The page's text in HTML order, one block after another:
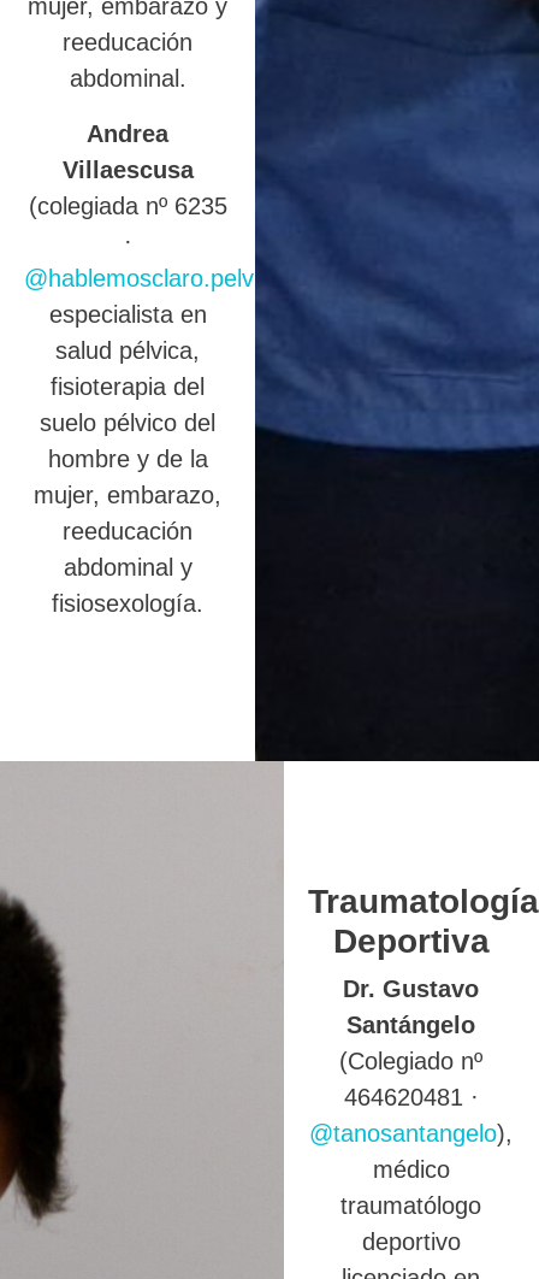
mujer, embarazo y
reeducación
abdominal.
Andrea
Villaescusa
(colegiada nº 6235
·
@hablemosclaro.pelvic
),
especialista en
salud pélvica,
fisioterapia del
suelo pélvico del
hombre y de la
mujer, embarazo,
reeducación
abdominal y
fisiosexología.
Traumatología
Deportiva
Dr. Gustavo
Santángelo
(Colegiado nº
464620481 ·
@tanosantangelo),
médico
traumatólogo
deportivo